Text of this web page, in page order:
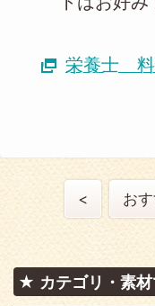
栄養士 料
< お
カテゴリ・素